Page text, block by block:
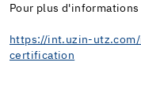
Pour plus
https://int.uzin-
certification